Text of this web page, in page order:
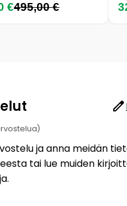
€495,00 €
ja anna meidän
tai lue muiden